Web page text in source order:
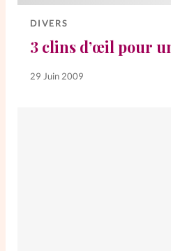
La rédaction
DIVERS
3 clins d’œil pour
29 Juin 2009